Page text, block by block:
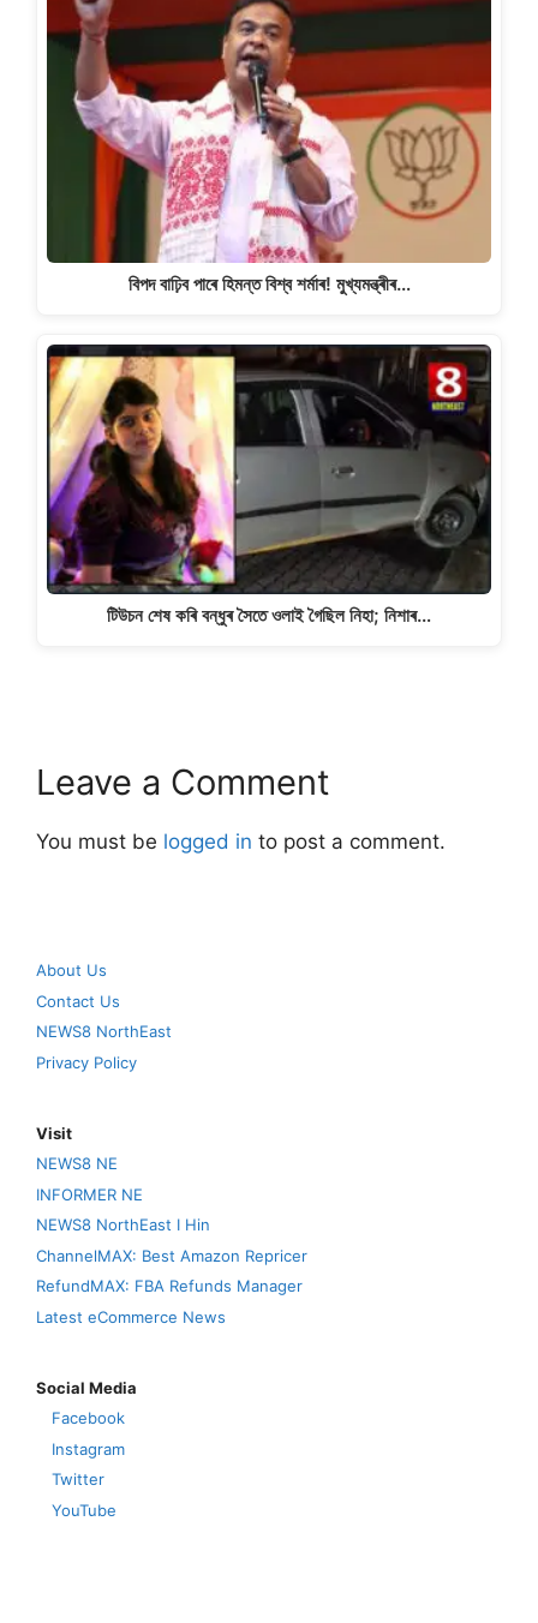
বিপদ বাঢ়িব পাৰে হিমন্ত বিশ্ব শৰ্মাৰ! মুখ্যমন্ত্ৰীৰ…
টিউচন শেষ কৰি বন্ধুৰ সৈতে ওলাই গৈছিল নিহা; নিশাৰ…
Leave a Comment
You must be logged in to post a comment.
About Us
Contact Us
NEWS8 NorthEast
Privacy Policy
Visit
NEWS8 NE
INFORMER NE
NEWS8 NorthEast I Hin
ChannelMAX: Best Amazon Repricer
RefundMAX: FBA Refunds Manager
Latest eCommerce News
Social Media
Facebook
Instagram
Twitter
YouTube